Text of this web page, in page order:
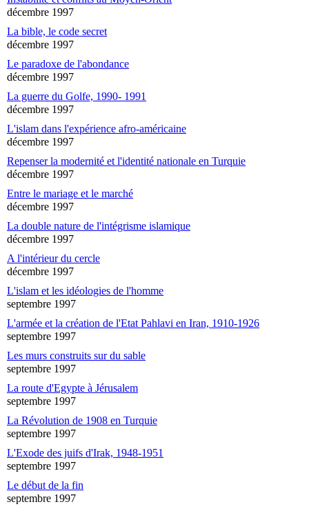
décembre 1997
La bible, le code secret
décembre 1997
Le paradoxe de l'abondance
décembre 1997
La guerre du Golfe, 1990- 1991
décembre 1997
L'islam dans l'expérience afro-américaine
décembre 1997
Repenser la modernité et l'identité nationale en Turquie
décembre 1997
Entre le mariage et le marché
décembre 1997
La double nature de l'intégrisme islamique
décembre 1997
A l'intérieur du cercle
décembre 1997
L'islam et les idéologies de l'homme
septembre 1997
L'armée et la création de l'Etat Pahlavi en Iran, 1910-1926
septembre 1997
Les murs construits sur du sable
septembre 1997
La route d'Egypte à Jérusalem
septembre 1997
La Révolution de 1908 en Turquie
septembre 1997
L'Exode des juifs d'Irak, 1948-1951
septembre 1997
Le début de la fin
septembre 1997